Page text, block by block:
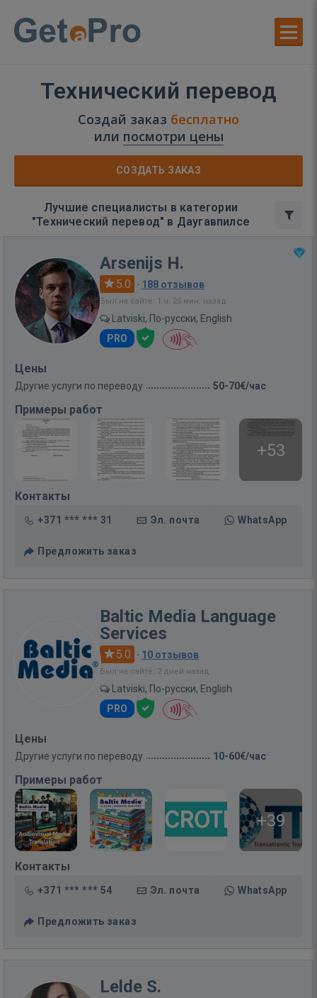
Технический перевод
Создай заказ бесплатно
или посмотри цены
СОЗДАТЬ ЗАКАЗ
Лучшие специалисты в категории
"Технический перевод" в Даугавпилсе
Arsenijs H.
5.0 · 188 отзывов
Был на сайте: 1 ч. 25 мин. назад
Latviski, По-русски, English
PRO
Цены
Другие услуги по переводу 50-70€/час
Примеры работ
+53
Контакты
+371 *** *** 31 Эл. почта WhatsApp
Предложить заказ
Baltic Media Language
Services
5.0 · 10 отзывов
Был на сайте: 2 дней назад
Latviski, По-русски, English
PRO
Цены
Другие услуги по переводу 10-60€/час
Примеры работ
+39
Контакты
+371 *** *** 54 Эл. почта WhatsApp
Предложить заказ
Lelde S.